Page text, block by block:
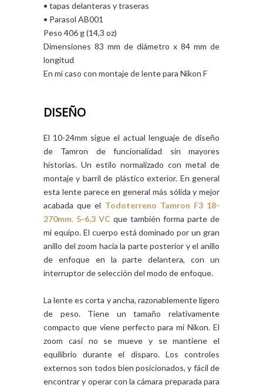
• tapas delanteras y traseras
• Parasol AB001
Peso 406 g (14,3 oz)
Dimensiones 83 mm de diámetro x 84 mm de
longitud
En mi caso con montaje de lente para Nikon F
DISEÑO
El 10-24mm sigue el actual lenguaje de diseño
de Tamron de funcionalidad sin mayores
historias. Un estilo normalizado con metal de
montaje y barril de plástico exterior. En general
esta lente parece en general más sólida y mejor
acabada que el Todoterreno Tamron F3 18-
270mm. 5-6,3 VC que también forma parte de
mi equipo. El cuerpo está dominado por un gran
anillo del zoom hacia la parte posterior y el anillo
de enfoque en la parte delantera, con un
interruptor de selección del modo de enfoque.
La lente es corta y ancha, razonablemente ligero
de peso. Tiene un tamaño relativamente
compacto que viene perfecto para mi Nikon. El
zoom casi no se mueve y se mantiene el
equilibrio durante el disparo. Los controles
externos son todos bien posicionados, y fácil de
encontrar y operar con la cámara preparada para